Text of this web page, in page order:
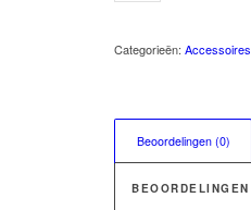
Categorieën:Accessoires
Beoordelingen (0)
BEOORDELINGEN